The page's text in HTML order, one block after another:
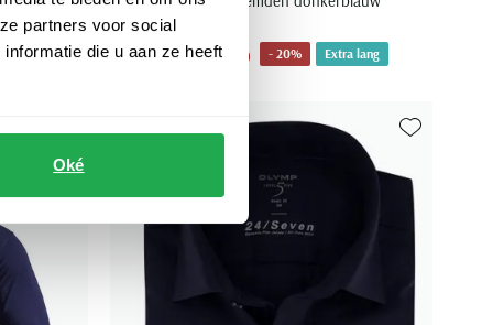
partners voor social
die u aan ze heeft
Oké
€ 95,00 € 76,00 - 20% Extra lang
Toevoegen aan favorieten